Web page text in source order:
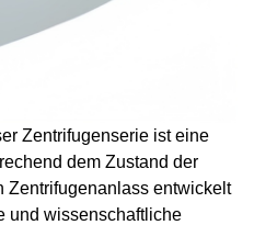
Zentrifugenserie ist eine
dem Zustand der
Zentrifugenanlass entwickelt
und wissenschaftliche